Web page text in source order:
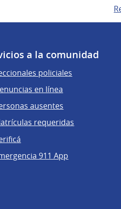
a la comunidad
policiales
en línea
ausentes
requeridas
911 App